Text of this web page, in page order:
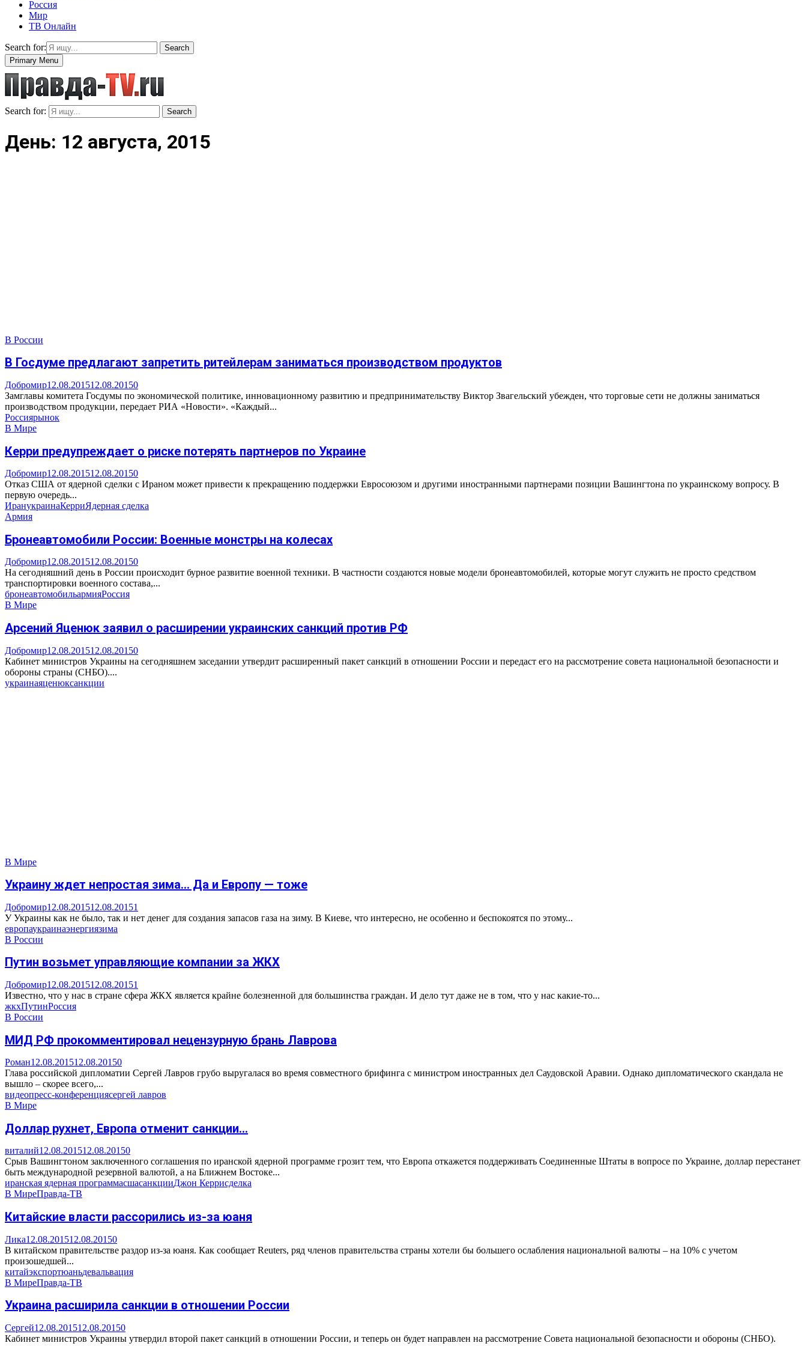
Россия
Мир
ТВ Онлайн
Search for:
Search
Primary Menu
Search for: Search
День: 12 августа, 2015
В России
В Госдуме предлагают запретить ритейлерам заниматься производством продуктов
Добромир12.08.201512.08.20150
Замглавы комитета Госдумы по экономической политике, инновационному развитию и предпринимательству Виктор Звагельский убежден, что торговые сети не должны заниматься
производством продукции, передает РИА «Новости». «Каждый...
Россиярынок
В Мире
Керри предупреждает о риске потерять партнеров по Украине
Добромир12.08.201512.08.20150
Отказ США от ядерной сделки с Ираном может привести к прекращению поддержки Евросоюзом и другими иностранными партнерами позиции Вашингтона по украинскому вопросу. В
первую очередь...
ИранукраинаКерриЯдерная сделка
Армия
Бронеавтомобили России: Военные монстры на колесах
Добромир12.08.201512.08.20150
На сегодняшний день в России происходит бурное развитие военной техники. В частности создаются новые модели бронеавтомобилей, которые могут служить не просто средством
транспортировки военного состава,...
бронеавтомобильармияРоссия
В Мире
Арсений Яценюк заявил о расширении украинских санкций против РФ
Добромир12.08.201512.08.20150
Кабинет министров Украины на сегодняшнем заседании утвердит расширенный пакет санкций в отношении России и передаст его на рассмотрение совета национальной безопасности и
обороны страны (СНБО)....
украинаяценюксанкции
В Мире
Украину ждет непростая зима… Да и Европу — тоже
Добромир12.08.201512.08.20151
У Украины как не было, так и нет денег для создания запасов газа на зиму. В Киеве, что интересно, не особенно и беспокоятся по этому...
европаукраинаэнергиязима
В России
Путин возьмет управляющие компании за ЖКХ
Добромир12.08.201512.08.20151
Известно, что у нас в стране сфера ЖКХ является крайне болезненной для большинства граждан. И дело тут даже не в том, что у нас какие-то...
жкхПутинРоссия
В России
МИД РФ прокомментировал нецензурную брань Лаврова
Роман12.08.201512.08.20150
Глава российской дипломатии Сергей Лавров грубо выругалася во время совместного брифинга с министром иностранных дел Саудовской Аравии. Однако дипломатического скандала не
вышло – скорее всего,...
видеопресс-конференциясергей лавров
В Мире
Доллар рухнет, Европа отменит санкции…
виталий12.08.201512.08.20150
Срыв Вашингтоном заключенного соглашения по иранской ядерной программе грозит тем, что Европа откажется поддерживать Соединенные Штаты в вопросе по Украине, доллар перестанет
быть международной резервной валютой, а на Ближнем Востоке...
иранская ядерная программасшасанкцииДжон Керрисделка
В МиреПравда-ТВ
Китайские власти рассорились из-за юаня
Лика12.08.201512.08.20150
В китайском правительстве раздор из-за юаня. Как сообщает Reuters, ряд членов правительства страны хотели бы большего ослабления национальной валюты – на 10% с учетом
произошедшей...
китайэкспортюаньдевальвация
В МиреПравда-ТВ
Украина расширила санкции в отношении России
Сергей12.08.201512.08.20150
Кабинет министров Украины утвердил второй пакет санкций в отношении России, и теперь он будет направлен на рассмотрение Совета национальной безопасности и обороны (СНБО).